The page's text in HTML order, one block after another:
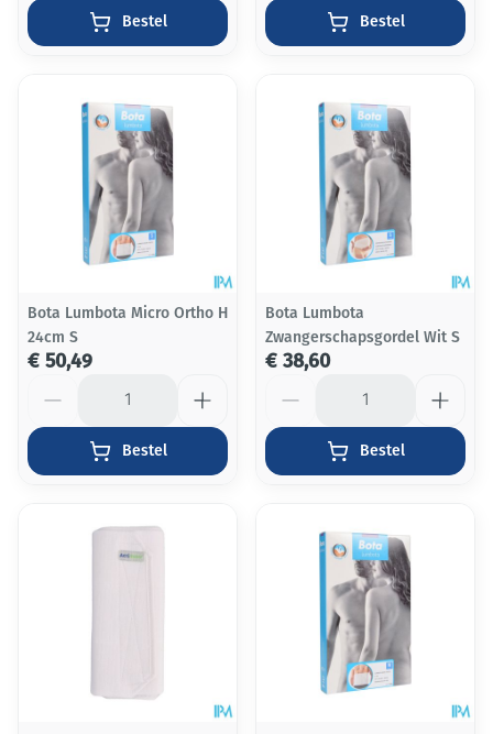
Bestel Bestel
Bota Lumbota Micro Ortho H
24cm S
€ 50,49
Bestel
Bota Lumbota
Zwangerschapsgordel Wit S
€ 38,60
Bestel